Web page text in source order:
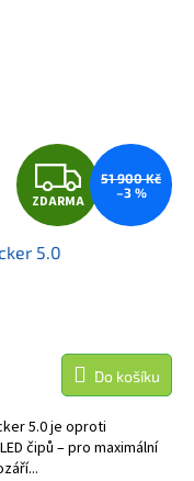
Z
D
M
A
ZDARMA
51 900 Kč
–3 %
5.0
Do košíku
5.0 je oproti
čipů – pro maximální